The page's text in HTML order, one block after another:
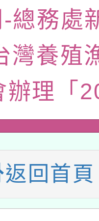
教學軟體
會函釋公
申請許可
水利署委託
辦理「
日(星期六
」
度第2次
公告(無人
學行動站研
年度閱讀
業研習
工智慧
總務處
灣養殖
辦理「
返回首頁